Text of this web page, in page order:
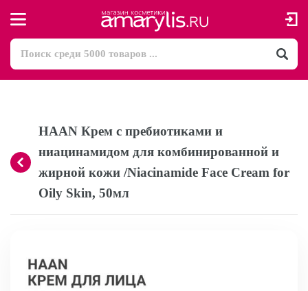
HAAN Крем с пребиотиками и
ниацинамидом для комбинированной и
жирной кожи /Niacinamide Face Cream for
Oily Skin, 50мл